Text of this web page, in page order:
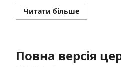
Читати більшеДокладніше
про
FILM”
Повна версія